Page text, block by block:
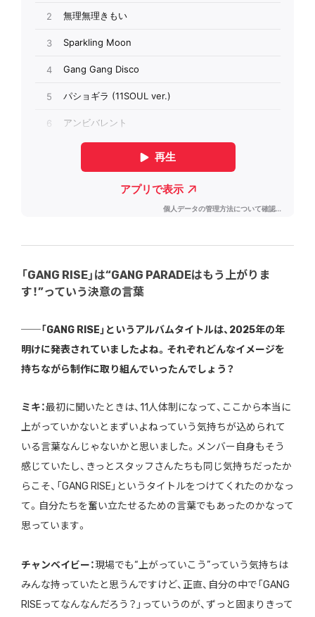
「GANG RISE」は“GANG PARADEはもう上がりま
す！”っていう決意の言葉
──「GANG RISE」というアルバムタイトルは、2025年の年
明けに発表されていましたよね。それぞれどんなイメージを
持ちながら制作に取り組んでいったんでしょう？
ミキ：最初に聞いたときは、11人体制になって、ここから本当に
上がっていかないとまずいよねっていう気持ちが込められて
いる言葉なんじゃないかと思いました。メンバー自身もそう
感じていたし、きっとスタッフさんたちも同じ気持ちだったか
らこそ、「GANG RISE」というタイトルをつけてくれたのかなっ
て。自分たちを奮い立たせるための言葉でもあったのかなって
思っています。
チャンベイビー：現場でも“上がっていこう”っていう気持ちは
みんな持っていたと思うんですけど、正直、自分の中で「GANG
RISEってなんなんだろう？」っていうのが、ずっと固まりきって